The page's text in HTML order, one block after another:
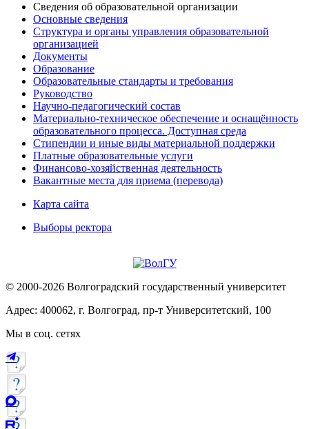
Сведения об образовательной организации
Основные сведения
Структура и органы управления образовательной
организацией
Документы
Образование
Образовательные стандарты и требования
Руководство
Научно-педагогический состав
Материально-техническое обеспечение и оснащённость
образовательного процесса. Доступная среда
Стипендии и иные виды материальной поддержки
Платные образовательные услуги
Финансово-хозяйственная деятельность
Вакантные места для приема (перевода)
Карта сайта
Выборы ректора
© 2000-2026 Волгоградский государственный университет
Адрес: 400062, г. Волгоград, пр-т Университетский, 100
Мы в соц. сетях